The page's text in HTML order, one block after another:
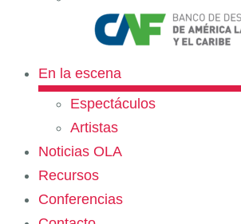
En la escena
Espectáculos
Artistas
Noticias OLA
Recursos
Conferencias